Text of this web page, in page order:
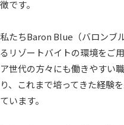
徴です。
私たちBaron Blue（バロンブ
るリゾートバイトの環境をご
ア世代の方々にも働きやすい
り、これまで培ってきた経験
ています。